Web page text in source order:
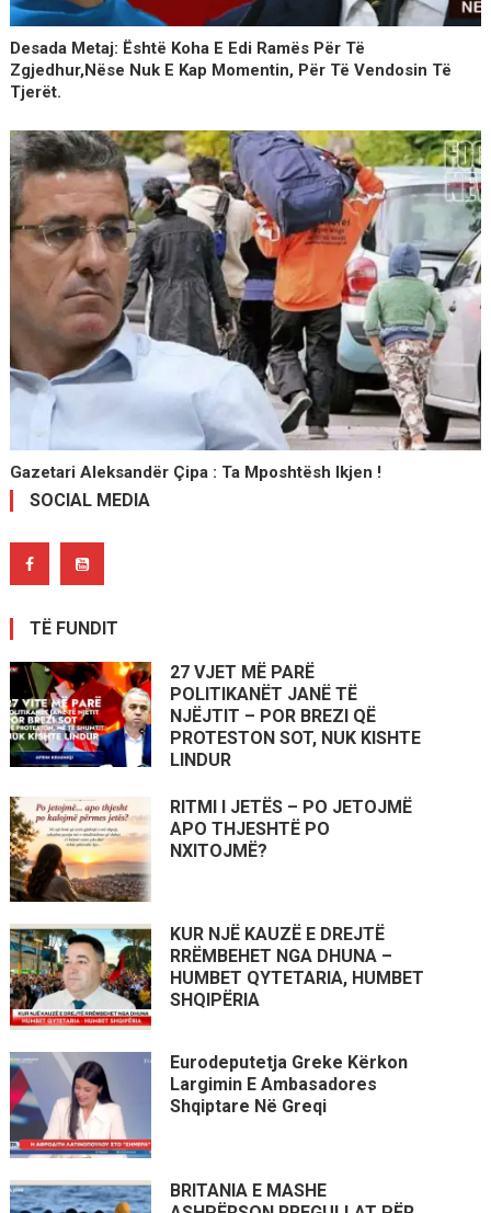
Desada Metaj: Është Koha E Edi Ramës Për Të
Zgjedhur,nëse Nuk E Kap Momentin, Për Të Vendosin Të
Tjerët.
Gazetari Aleksandër Çipa : Ta Mposhtësh Ikjen !
SOCIAL MEDIA
TË FUNDIT
27 VJET MË PARË
POLITIKANËT JANË TË
NJËJTIT – POR BREZI QË
PROTESTON SOT, NUK KISHTE
LINDUR
RITMI I JETËS – PO JETOJMË
APO THJESHTË PO
NXITOJMË?
KUR NJË KAUZË E DREJTË
RRËMBEHET NGA DHUNA –
HUMBET QYTETARIA, HUMBET
SHQIPËRIA
Eurodeputetja Greke Kërkon
Largimin E Ambasadores
Shqiptare Në Greqi
BRITANIA E MASHE